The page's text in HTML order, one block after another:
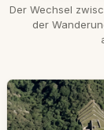
Der Wechsel
der